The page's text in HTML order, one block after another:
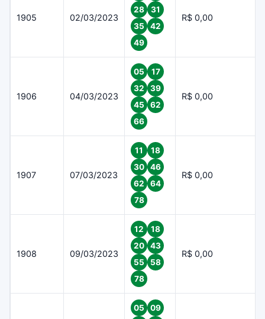
1905 02/03/2023
28
31
35
42
49
R$ 0,00
1906 04/03/2023
05
17
32
39
45
62
66
R$ 0,00
1907 07/03/2023
11
18
30
46
62
64
78
R$ 0,00
1908 09/03/2023
12
18
20
43
55
58
78
R$ 0,00
05
09